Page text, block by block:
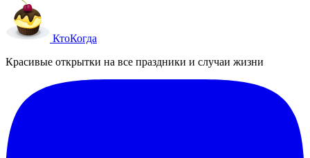
КтоКогда
Красивые открытки на все праздники и случаи жизни